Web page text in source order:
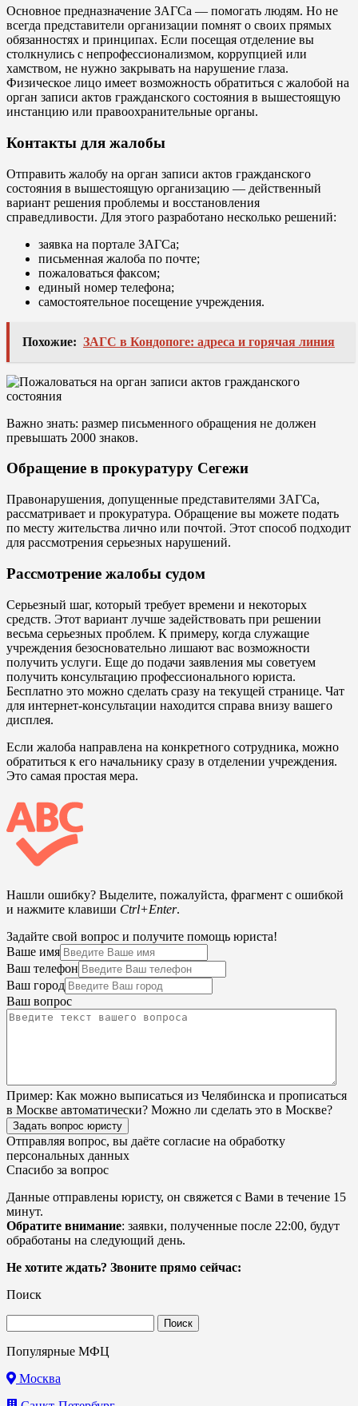
Основное предназначение ЗАГСа — помогать людям. Но не
всегда представители организации помнят о своих прямых
обязанностях и принципах. Если посещая отделение вы
столкнулись с непрофессионализмом, коррупцией или
хамством, не нужно закрывать на нарушение глаза.
Физическое лицо имеет возможность обратиться с жалобой на
орган записи актов гражданского состояния в вышестоящую
инстанцию или правоохранительные органы.
Контакты для жалобы
Отправить жалобу на орган записи актов гражданского
состояния в вышестоящую организацию — действенный
вариант решения проблемы и восстановления
справедливости. Для этого разработано несколько решений:
заявка на портале ЗАГСа;
письменная жалоба по почте;
пожаловаться факсом;
единый номер телефона;
самостоятельное посещение учреждения.
Похожие: ЗАГС в Кондопоге: адреса и горячая линия
Важно знать: размер письменного обращения не должен
превышать 2000 знаков.
Обращение в прокуратуру Сегежи
Правонарушения, допущенные представителями ЗАГСа,
рассматривает и прокуратура. Обращение вы можете подать
по месту жительства лично или почтой. Этот способ подходит
для рассмотрения серьезных нарушений.
Рассмотрение жалобы судом
Серьезный шаг, который требует времени и некоторых
средств. Этот вариант лучше задействовать при решении
весьма серьезных проблем. К примеру, когда служащие
учреждения безосновательно лишают вас возможности
получить услуги. Еще до подачи заявления мы советуем
получить консультацию профессионального юриста.
Бесплатно это можно сделать сразу на текущей странице. Чат
для интернет-консультации находится справа внизу вашего
дисплея.
Если жалоба направлена на конкретного сотрудника, можно
обратиться к его начальнику сразу в отделении учреждения.
Это самая простая мера.
Нашли ошибку? Выделите, пожалуйста, фрагмент с ошибкой
и нажмите клавиши Ctrl+Enter.
Задайте свой вопрос и получите помощь юриста!
Ваше имя
Ваш телефон
Ваш город
Ваш вопрос
Пример: Как можно выписаться из Челябинска и прописаться
в Москве автоматически? Можно ли сделать это в Москве?
Задать вопрос юристу
Отправляя вопрос, вы даёте согласие на обработку
персональных данных
Спасибо за вопрос
Данные отправлены юристу, он свяжется с Вами в течение 15
минут.
Обратите внимание: заявки, полученные после 22:00, будут
обработаны на следующий день.
Не хотите ждать? Звоните прямо сейчас:
Поиск
Популярные МФЦ
Москва